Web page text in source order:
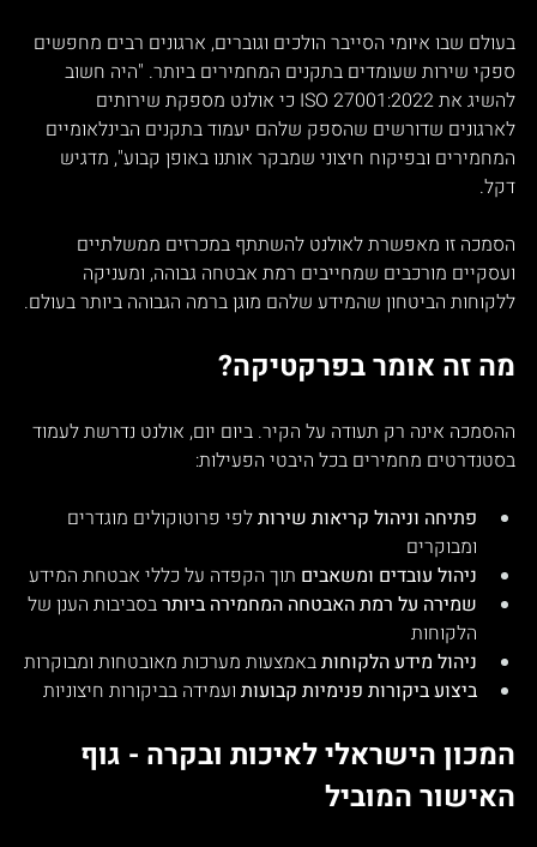
בעולם שבו איומי הסייבר הולכים וגוברים, ארגונים רבים מחפשים
ספקי שירות שעומדים בתקנים המחמירים ביותר. "היה חשוב
להשיג את ISO 27001:2022 כי אולנט מספקת שירותים
לארגונים שדורשים שהספק שלהם יעמוד בתקנים הבינלאומיים
המחמירים ובפיקוח חיצוני שמבקר אותנו באופן קבוע", מדגיש
דקל.
הסמכה זו מאפשרת לאולנט להשתתף במכרזים ממשלתיים
ועסקיים מורכבים שמחייבים רמת אבטחה גבוהה, ומעניקה
ללקוחות הביטחון שהמידע שלהם מוגן ברמה הגבוהה ביותר בעולם.
מה זה אומר בפרקטיקה?
ההסמכה אינה רק תעודה על הקיר. ביום יום, אולנט נדרשת לעמוד
בסטנדרטים מחמירים בכל היבטי הפעילות:
פתיחה וניהול קריאות שירות לפי פרוטוקולים מוגדרים
ומבוקרים
ניהול עובדים ומשאבים תוך הקפדה על כללי אבטחת המידע
שמירה על רמת האבטחה המחמירה ביותר בסביבות הענן של
הלקוחות
ניהול מידע הלקוחות באמצעות מערכות מאובטחות ומבוקרות
ביצוע ביקורות פנימיות קבועות ועמידה בביקורות חיצוניות
המכון הישראלי לאיכות ובקרה - גוף
האישור המוביל